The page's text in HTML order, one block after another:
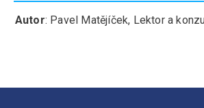
Autor: Pavel Matějíček, Lektor a